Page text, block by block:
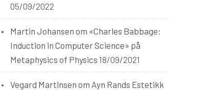
05/09/2022
Martin Johansen om «Charles Babbage:
Induction in Computer Science» på
Metaphysics of Physics 18/09/2021
Vegard Martinsen om Ayn Rands Estetikk